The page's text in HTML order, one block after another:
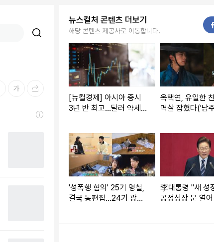
뉴스컬처 콘텐츠 더보기
해당 콘텐츠 제공사로 이동합니다.
[뉴컬경제] 아시아 증시
3년 반 최고…달러 약세
옥택연, 유일한
멱살 잡혔다('남
'성폭행 혐의' 25기 영철,
결국 통편집…24기 광수·
李대통령 "새 성
공정성장 문 열어